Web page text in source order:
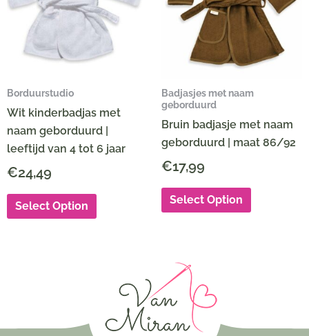
Borduurstudio
Wit kinderbadjas met
naam geborduurd |
leeftijd van 4 tot 6 jaar
€24,49
Select Option
Badjasjes met naam
geborduurd
Bruin badjasje met naam
geborduurd | maat 86/92
€17,99
Select Option